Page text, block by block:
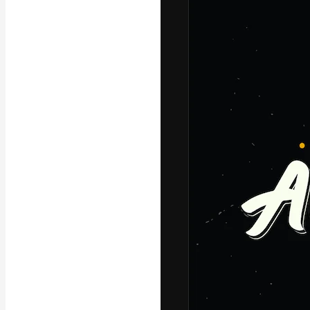
trabajo. Más
entre
estudios.
Copyright © 2010-